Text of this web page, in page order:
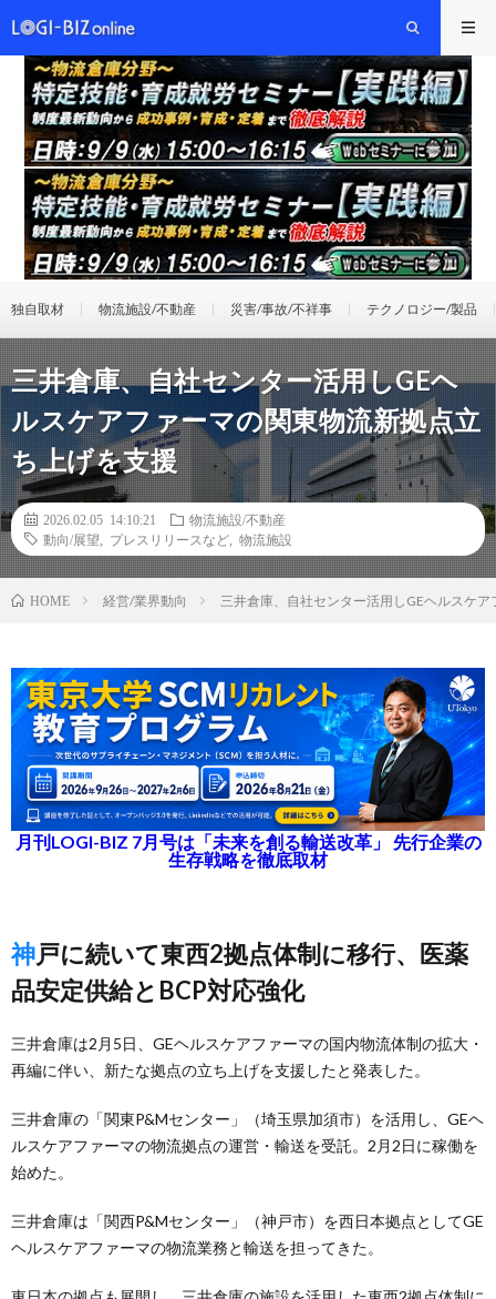
独自取材 物流施設/不動産 災害/事故/不祥事 テクノロジー/製品
三井倉庫、自社センター活用しGEヘ
ルスケアファーマの関東物流新拠点立
ち上げを支援
2026.02.05 14:10:21
物流施設/不動産
動向/展望
プレスリリースなど 物流施設
HOME 経営/業界動向 三井倉庫、自社センター活用しGEヘルスケ
月刊LOGI-BIZ 7月号は「未来を創る輸送改革」 先行企業の
生存戦略を徹底取材
神戸に続いて東西2拠点体制に移行、医薬
品安定供給とBCP対応強化
三井倉庫は2月5日、GEヘルスケアファーマの国内物流体制の拡大・
再編に伴い、新たな拠点の立ち上げを支援したと発表した。
三井倉庫の「関東P&Mセンター」（埼玉県加須市）を活用し、GEヘ
ルスケアファーマの物流拠点の運営・輸送を受託。2月2日に稼働を
始めた。
三井倉庫は「関西P&Mセンター」（神戸市）を西日本拠点としてGE
ヘルスケアファーマの物流業務と輸送を担ってきた。